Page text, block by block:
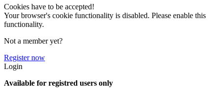
Cookies have to be accepted!
Your browser's cookie functionality is disabled. Please enable this
functionality.
Not a member yet?
Register now
Login
Available for registred users only